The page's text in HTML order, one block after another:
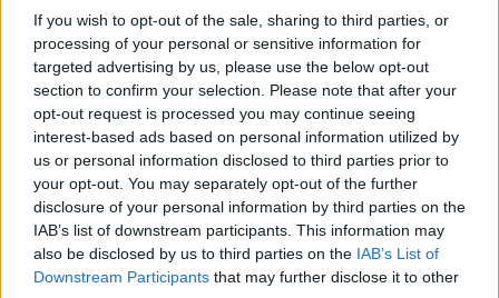
If you wish to opt-out of the sale, sharing to third parties, or
processing of your personal or sensitive information for
targeted advertising by us, please use the below opt-out
section to confirm your selection. Please note that after your
opt-out request is processed you may continue seeing
interest-based ads based on personal information utilized by
us or personal information disclosed to third parties prior to
your opt-out. You may separately opt-out of the further
disclosure of your personal information by third parties on the
IAB’s list of downstream participants. This information may
also be disclosed by us to third parties on the IAB’s List of
Downstream Participants that may further disclose it to other
Heidi Klum adventi díszítéseket készít a gyerekeivel